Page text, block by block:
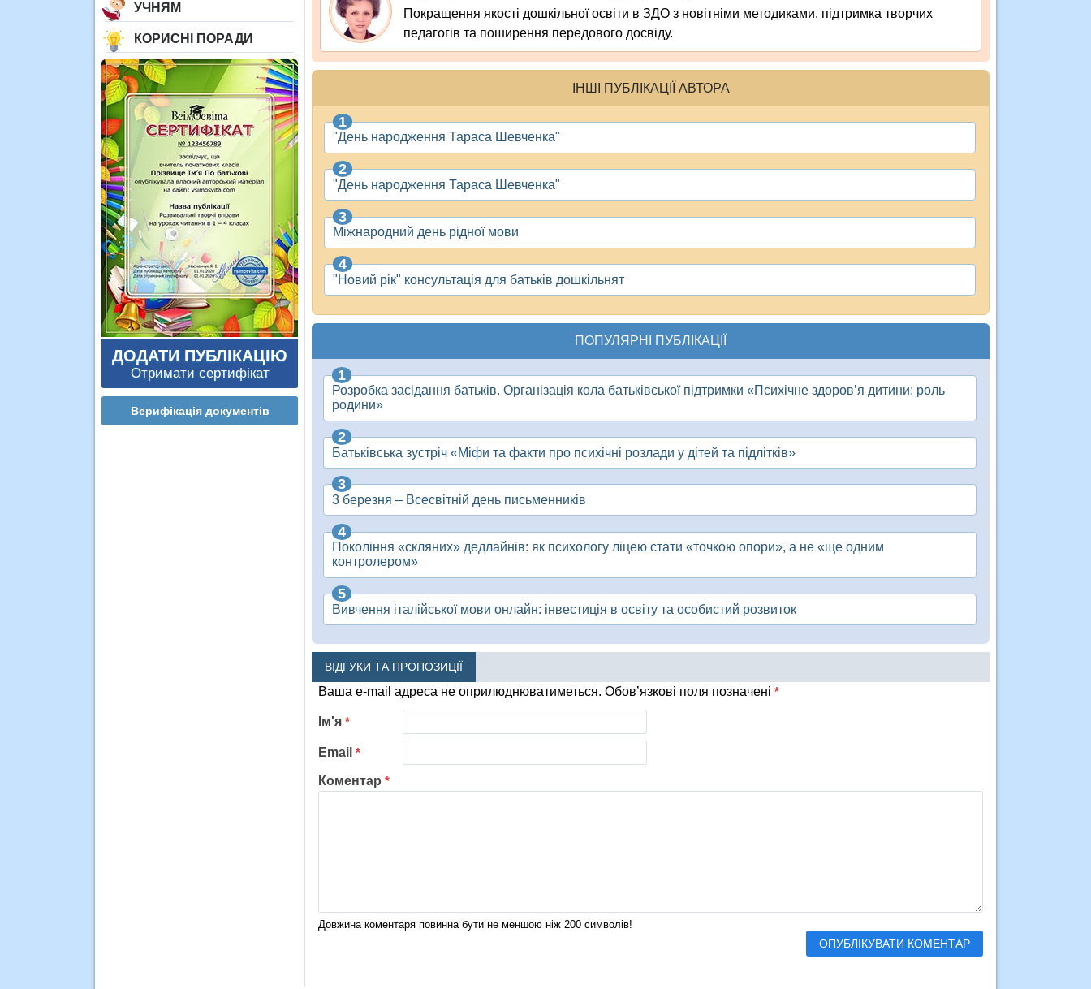
УЧНЯМ
КОРИСНІ ПОРАДИ
ДОДАТИ ПУБЛІКАЦІЮ
Отримати сертифікат
Верифікація документів
Покращення якості дошкільної освіти в ЗДО з новітніми методиками, підтримка творчих
педагогів та поширення передового досвіду.
ІНШІ ПУБЛІКАЦІЇ АВТОРА
"День народження Тараса Шевченка"
"День народження Тараса Шевченка"
Міжнародний день рідної мови
"Новий рік" консультація для батьків дошкільнят
ПОПУЛЯРНІ ПУБЛІКАЦІЇ
Розробка засідання батьків. Організація кола батьківської підтримки «Психічне здоров’я дитини: роль
родини»
Батьківська зустріч «Міфи та факти про психічні розлади у дітей та підлітків»
3 березня – Всесвітній день письменників
Покоління «скляних» дедлайнів: як психологу ліцею стати «точкою опори», а не «ще одним
контролером»
Вивчення італійської мови онлайн: інвестиція в освіту та особистий розвиток
ВІДГУКИ ТА ПРОПОЗИЦІЇ
Ваша e-mail адреса не оприлюднюватиметься. Обов’язкові поля позначені *
Коментар *
Довжина коментаря повинна бути не меншою ніж 200 символів!
Ім'я *
Email *